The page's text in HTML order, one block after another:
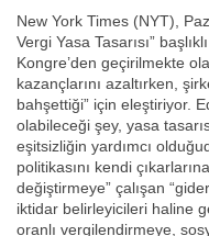
New York Times (NYT),
Vergi Yasa Tasarısı”
Kongre’den geçirilmekte
kazançlarını azaltırken,
bahşettiği” için eleştiriyor.
olabileceği şey, yasa
eşitsizliğin yardımcı
politikasını kendi
değiştirmeye” çalışan
iktidar belirleyicileri haline
oranlı vergilendirmeye,